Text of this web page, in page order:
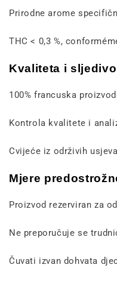
Prirodne arome
THC < 0,3 %,
Kvaliteta i
100% francuska
Kontrola kvalitete i
Cvijeće iz održivih
Mjere
Proizvod rezerviran za
Ne preporučuje se
Čuvati izvan dohvata